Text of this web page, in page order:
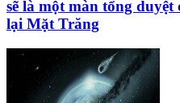
sẽ là một màn tổng
lại Mặt Trăng